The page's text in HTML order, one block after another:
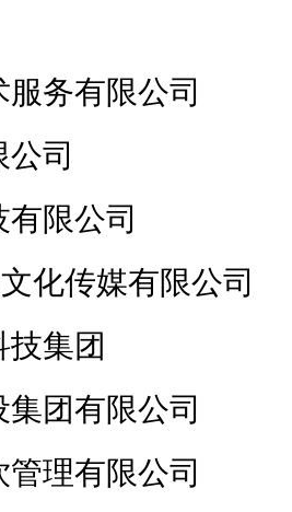
务有限公司
司
限公司
化传媒有限公司
集团
团有限公司
理有限公司